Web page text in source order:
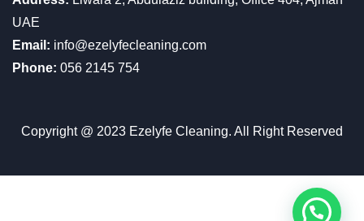
UAE
Email: info@ezelyfecleaning.com
Phone: 056 2145 754
Copyright @ 2023 Ezelyfe Cleaning. All Right Reserved